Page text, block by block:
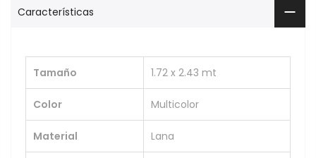
Características
Tamaño 1.72 x 2.43 mt
Color Multicolor
Material Lana